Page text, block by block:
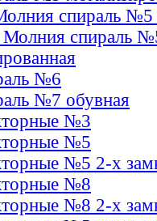
спираль №5
Молния спираль
№6
№7 обувная
№3
№5
№5 2-х
№8
№8 2-х